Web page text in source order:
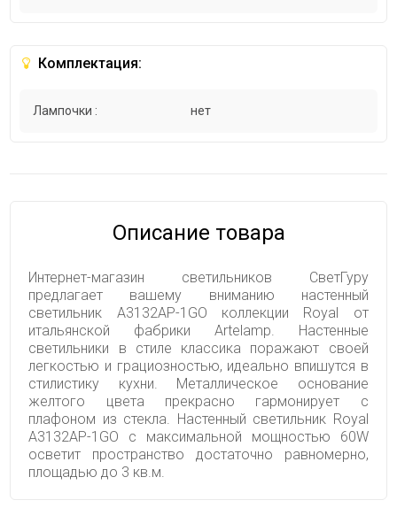
Комплектация:
Лампочки : нет
Описание товара
Интернет-магазин светильников СветГуру
предлагает вашему вниманию настенный
светильник A3132AP-1GO коллекции Royal от
итальянской фабрики Artelamp. Настенные
светильники в стиле классика поражают своей
легкостью и грациозностью, идеально впишутся в
стилистику кухни. Металлическое основание
желтого цвета прекрасно гармонирует с
плафоном из стекла. Настенный светильник Royal
A3132AP-1GO с максимальной мощностью 60W
осветит пространство достаточно равномерно,
площадью до 3 кв.м.